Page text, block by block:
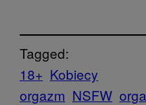
Tagged:
18+ Kobiecy
orgazm NSFW